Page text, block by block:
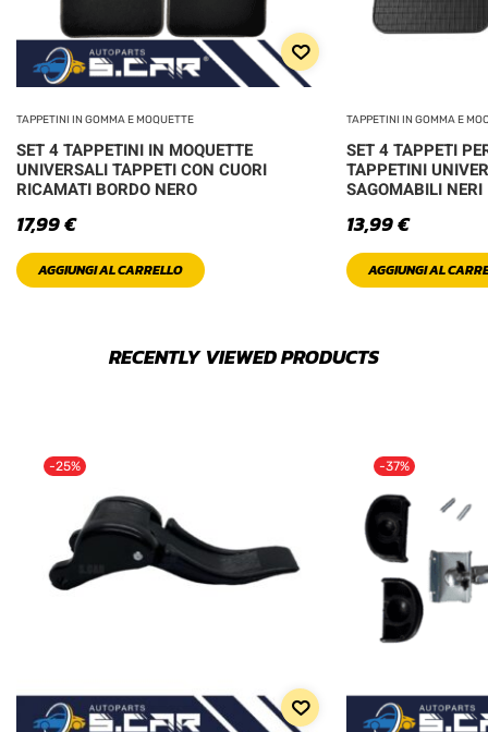
TAPPETINI IN GOMMA E MOQUETTE
SET 4 TAPPETINI IN MOQUETTE
UNIVERSALI TAPPETI CON CUORI
RICAMATI BORDO NERO
17,99€
AGGIUNGI AL CARRELLO
TAPPETINI IN GOMMA E
SET 4 TAPPETI
TAPPETINI
SAGOMABILI NERI
13,99€
AGGIUNGI AL
RECENTLY VIEWED PRODUCTS
-25% -37%